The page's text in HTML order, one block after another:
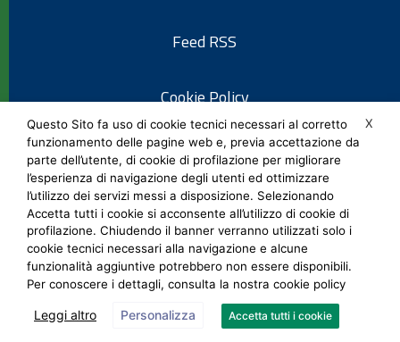
Feed RSS
Cookie Policy
Informativa privacy
Note legali
Social Media Policy
X
Questo Sito fa uso di cookie tecnici necessari al corretto
funzionamento delle pagine web e, previa accettazione da
parte dell’utente, di cookie di profilazione per migliorare
l’esperienza di navigazione degli utenti ed ottimizzare
l’utilizzo dei servizi messi a disposizione. Selezionando
Accetta tutti i cookie si acconsente all’utilizzo di cookie di
profilazione. Chiudendo il banner verranno utilizzati solo i
cookie tecnici necessari alla navigazione e alcune
funzionalità aggiuntive potrebbero non essere disponibili.
Per conoscere i dettagli, consulta la nostra cookie policy
Leggi altro Personalizza Accetta tutti i cookie